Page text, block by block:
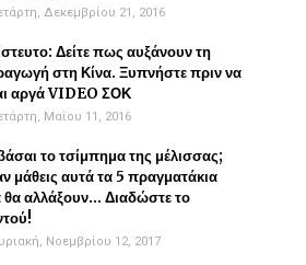
Δεκεμβρίου 21, 2016
Δείτε πως αυξάνουν τη
στη Κίνα. Ξυπνήστε πριν να
αργά VIDEO ΣΟΚ
Μαΐου 11, 2016
το τσίμπημα της μέλισσας;
μάθεις αυτά τα 5 πραγματάκια
θα αλλάξουν... Διαδώστε το
Νοεμβρίου 12, 2017